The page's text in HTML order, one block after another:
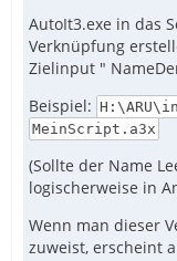
AutoIt3.exe in das
Verknüpfung
Zielinput "
Beispiel:
MeinScript.a3x
(Sollte der Name
logischerweise in
Wenn man dieser
zuweist, erscheint